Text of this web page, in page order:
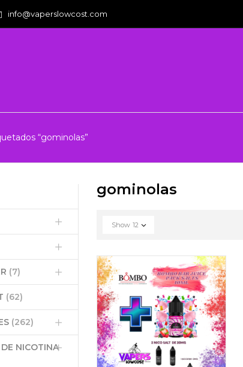
info@vaperslowcost.com
“gominolas”
(7)
(62)
(262)
NICOTINA
gominolas
Show 12